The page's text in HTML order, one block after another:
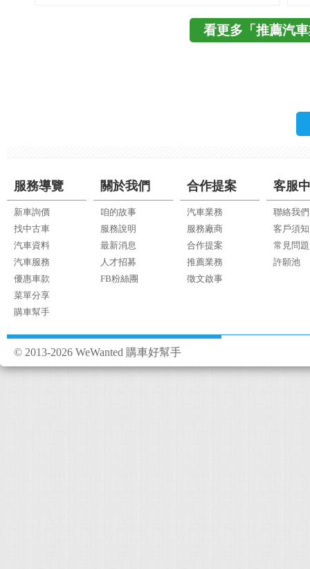
看更多「推薦汽
服務導覽
新車詢價
找中古車
汽車資料
汽車服務
優惠車款
菜單分享
購車幫手
關於我們
咱的故事
服務說明
最新消息
人才招募
FB粉絲團
合作提案
汽車業務
服務廠商
合作提案
推薦業務
徵文啟事
客服
聯絡我們
客戶須知
常見問題
許願池
© 2013-2026 WeWanted 購車好幫手